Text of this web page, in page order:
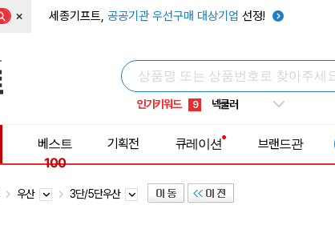
× 세종기프트, 공공기관 우선구매 대상기업 선정!
인기키워드
5 키캡
8 쿨토시
9 넥쿨러
1 선풍기
베스트
100
기획전 큐레이션 브랜드관
우산 3단/5단우산